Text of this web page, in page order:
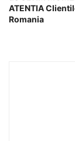
ATENTIA
Romania